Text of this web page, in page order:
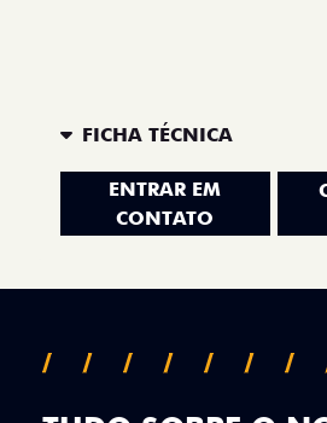
FICHA TÉCNICA
ENTRAR EM
CONTATO